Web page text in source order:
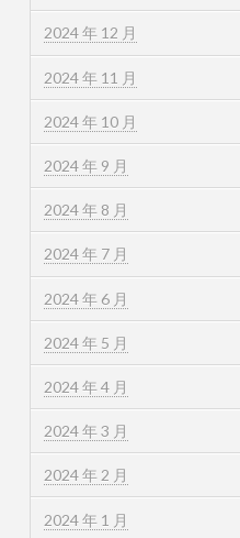
2024 年 12 月
2024 年 11 月
2024 年 10 月
2024 年 9 月
2024 年 8 月
2024 年 7 月
2024 年 6 月
2024 年 5 月
2024 年 4 月
2024 年 3 月
2024 年 2 月
2024 年 1 月